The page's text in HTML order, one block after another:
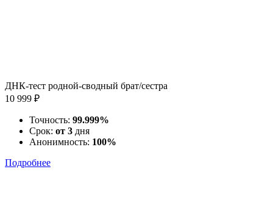
ДНК-тест родной-сводный брат/сестра
10 999 ₽
Точность: 99.999%
Срок: от 3 дня
Анонимность: 100%
Подробнее